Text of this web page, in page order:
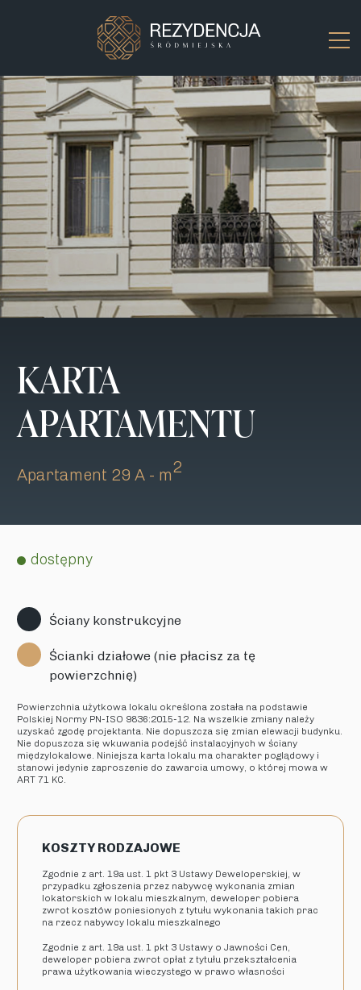
KARTA
APARTAMENTU
Apartament 29 A - m2
dostępny
Ściany konstrukcyjne
Ścianki działowe (nie płacisz za tę
powierzchnię)
Powierzchnia użytkowa lokalu określona została na podstawie
Polskiej Normy PN-ISO 9836:2015-12. Na wszelkie zmiany należy
uzyskać zgodę projektanta. Nie dopuszcza się zmian elewacji budynku.
Nie dopuszcza się wkuwania podejść instalacyjnych w ściany
międzylokalowe. Niniejsza karta lokalu ma charakter poglądowy i
stanowi jedynie zaproszenie do zawarcia umowy, o której mowa w
ART 71 KC.
KOSZTY RODZAJOWE
Zgodnie z art. 19a ust. 1 pkt 3 Ustawy Deweloperskiej, w
przypadku zgłoszenia przez nabywcę wykonania zmian
lokatorskich w lokalu mieszkalnym, deweloper pobiera
zwrot kosztów poniesionych z tytułu wykonania takich prac
na rzecz nabywcy lokalu mieszkalnego
Zgodnie z art. 19a ust. 1 pkt 3 Ustawy o Jawności Cen,
deweloper pobiera zwrot opłat z tytułu przekształcenia
prawa użytkowania wieczystego w prawo własności